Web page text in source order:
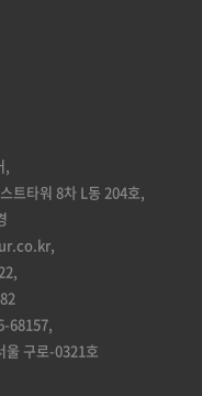
,
트타워 8차 L동 204호,
68157,
울 구로-0321호